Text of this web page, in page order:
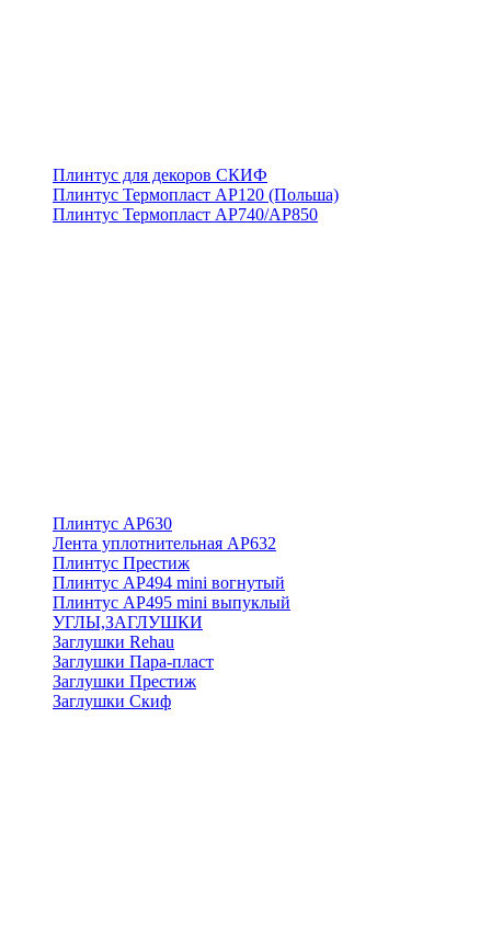
Плинтус для декоров СКИФ
Плинтус Термопласт АР120 (Польша)
Плинтус Термопласт АР740/АР850
Плинтус АР630
Лента уплотнительная АР632
Плинтус Престиж
Плинтус АР494 mini вогнутый
Плинтус АР495 mini выпуклый
УГЛЫ,ЗАГЛУШКИ
Заглушки Rehau
Заглушки Пара-пласт
Заглушки Престиж
Заглушки Скиф